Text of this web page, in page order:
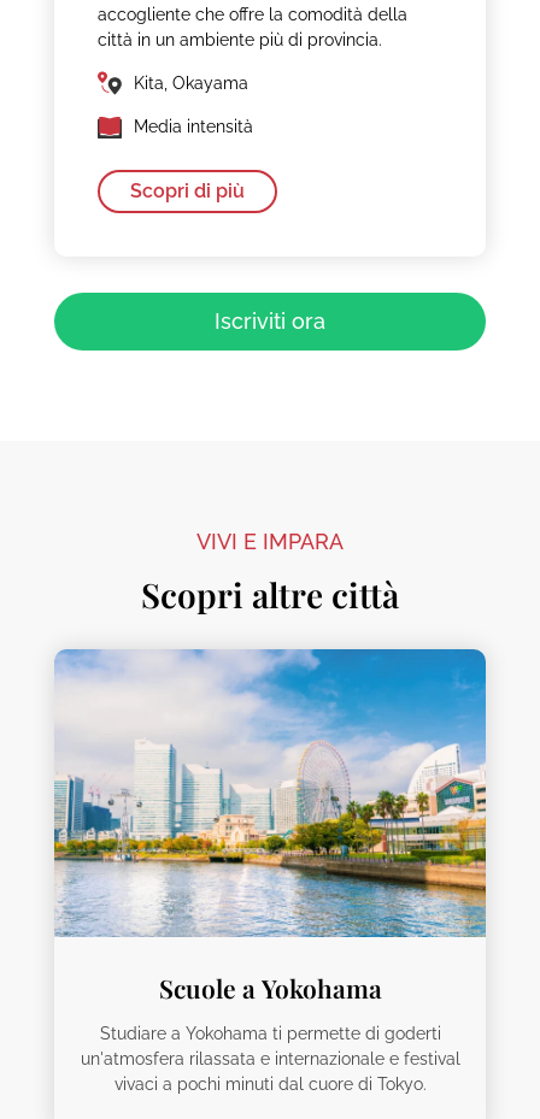
accogliente che offre la comodità della
città in un ambiente più di provincia.
Kita, Okayama
Media intensità
Scopri di più
Iscriviti ora
VIVI E IMPARA
Scopri altre città
Scuole a Yokohama
Studiare a Yokohama ti permette di goderti
un'atmosfera rilassata e internazionale e festival
vivaci a pochi minuti dal cuore di Tokyo.